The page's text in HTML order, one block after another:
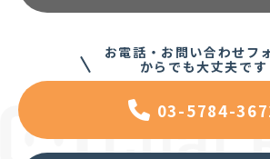
お電話・お問い合わせフ
からでも大丈夫です
03-5784-